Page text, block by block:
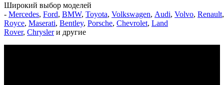
Широкий выбор моделей
- Mercedes, Ford, BMW, Toyota, Volkswagen, Audi, Volvo, Renault
Royce, Maserati, Bentley, Porsche, Chevrolet, Land
Rover, Chryslerи другие